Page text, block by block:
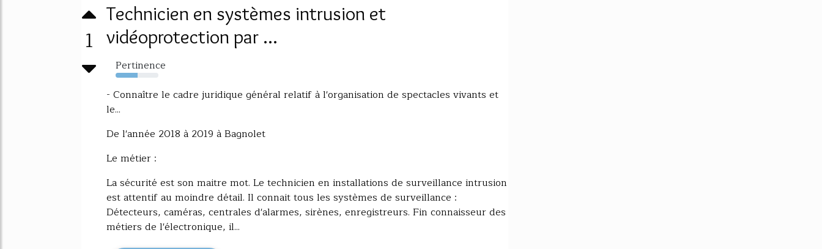
1
Technicien en systèmes intrusion et
vidéoprotection par ...
Pertinence
52%
- Connaître le cadre juridique général relatif à l'organisation de spectacles vivants et
le...
De l'année 2018 à 2019 à Bagnolet
Le métier :
La sécurité est son maitre mot. Le technicien en installations de surveillance intrusion
est attentif au moindre détail. Il connait tous les systèmes de surveillance :
Détecteurs, caméras, centrales d'alarmes, sirènes, enregistreurs. Fin connaisseur des
métiers de l'électronique, il...